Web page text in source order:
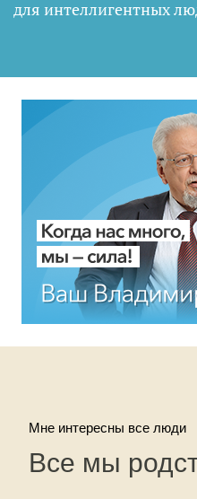
для интеллигентных
Мне интересны все люди
Все мы